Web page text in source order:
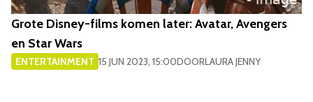
Grote Disney-films komen later: Avatar, Avengers
en Star Wars
ENTERTAINMENT 15 JUN 2023, 15:00DOORLAURA JENNY